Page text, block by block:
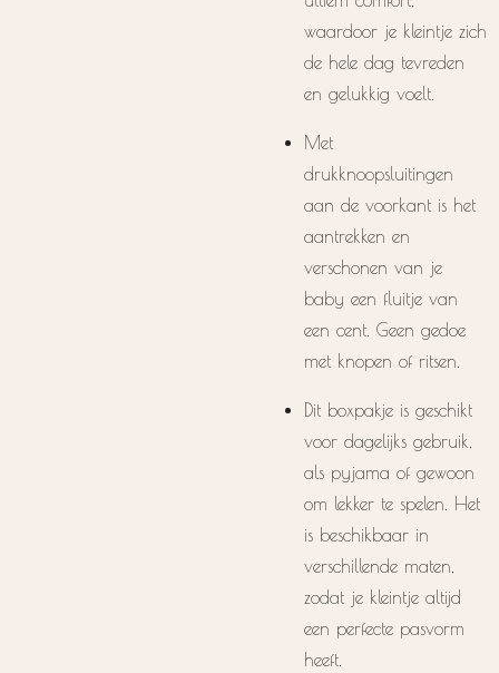
waardoor je kleintje zich
de hele dag tevreden
en gelukkig voelt.
Met
drukknoopsluitingen
aan de voorkant is het
aantrekken en
verschonen van je
baby een fluitje van
een cent. Geen gedoe
met knopen of ritsen.
Dit boxpakje is geschikt
voor dagelijks gebruik,
als pyjama of gewoon
om lekker te spelen. Het
is beschikbaar in
verschillende maten,
zodat je kleintje altijd
een perfecte pasvorm
heeft.